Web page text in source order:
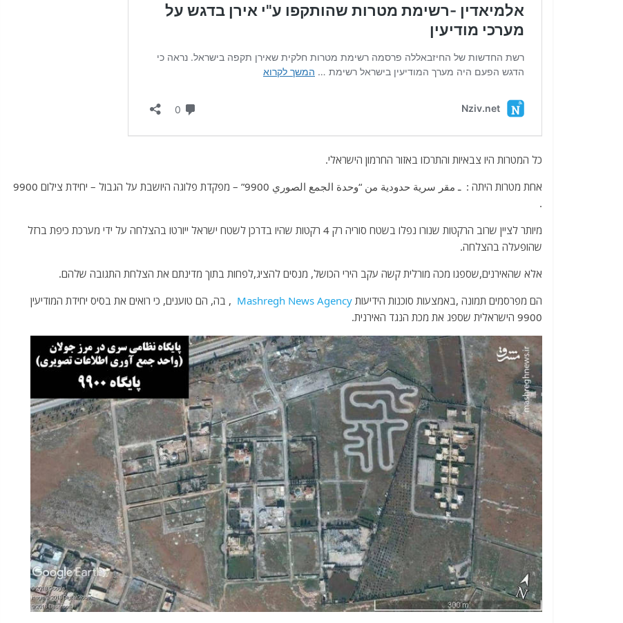
כל המטרות היו צבאיות והתרכזו באזור החרמון הישראלי.
אחת מטרות היתה :ـ مقر سرية حدودية من “وحدة الجمع الصوري 9900” – מפקדת פלוגה היושבת על הגבול – יחידת צילום 9900
.
מיותר לציין שרוב הרקטות שנורו נפלו בשטח סוריה רק 4 רקטות שהיו בדרכן לשטח ישראל ייורטו בהצלחה על ידי מערכת כיפת ברזל
שהופעלה בהצלחה.
אלא שהאירנים,שספגו מכה מורלית קשה עקב הירי הכושל, מנסים להציג,לפחות בתוך מדינתם את הצלחת התגובה שלהם.
הם מפרסמים תמונה ,באמצעות סוכנות הידיעות Mashregh News Agency , בה, הם טוענים, כי רואים את בסיס יחידת המודיעין
9900 הישראלית שספג את מכת הנגד האירנית.